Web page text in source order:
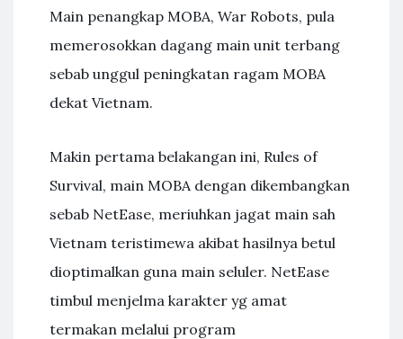
Main penangkap MOBA, War Robots, pula
memerosokkan dagang main unit terbang
sebab unggul peningkatan ragam MOBA
dekat Vietnam.
Makin pertama belakangan ini, Rules of
Survival, main MOBA dengan dikembangkan
sebab NetEase, meriuhkan jagat main sah
Vietnam teristimewa akibat hasilnya betul
dioptimalkan guna main seluler. NetEase
timbul menjelma karakter yg amat
termakan melalui program